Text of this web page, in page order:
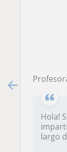
Hola!
largo